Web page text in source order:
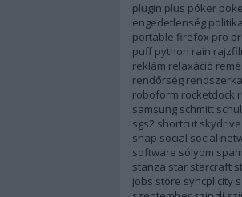
plugin plus póker
engedetlenség politika
portable firefox pro
puff python rain
reklám relaxáció
rendőrség
roboform rocketdock
samsung schmitt
sgs2 shortcut skydrive
snap social social
software sólyom spam
stanza star starcraft
jobs store syncplicity